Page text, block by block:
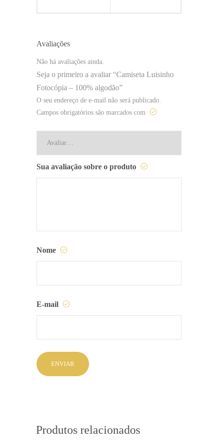
Avaliações
Não há avaliações ainda.
Seja o primeiro a avaliar “Camiseta Luisinho
Fotocópia – 100% algodão”
O seu endereço de e-mail não será publicado.
Campos obrigatórios são marcados com
Sua avaliação sobre o produto
Nome
E-mail
Produtos relacionados